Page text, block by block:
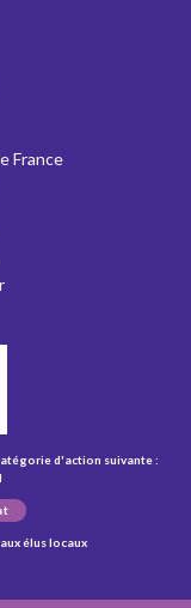
France
d'action suivante :
élus locaux